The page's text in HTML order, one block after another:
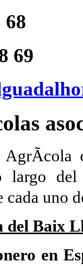
69
largo
cada uno
del Baix
en